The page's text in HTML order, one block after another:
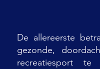
De allereerste
gezonde,
recreatiesport